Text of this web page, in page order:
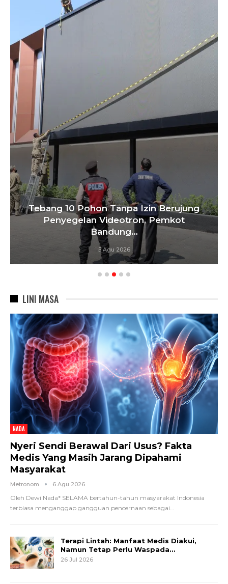
Tebang 10 Pohon Tanpa Izin Berujung
Penyegelan Videotron, Pemkot
Bandung…
5 Agu 2026
LINI MASA
NADA
Nyeri Sendi Berawal Dari Usus? Fakta
Medis Yang Masih Jarang Dipahami
Masyarakat
Metronom 6 Agu 2026
Oleh Dewi Nada* SELAMA bertahun-tahun masyarakat Indonesia
terbiasa menganggap gangguan pencernaan sebagai…
Terapi Lintah: Manfaat Medis Diakui,
Namun Tetap Perlu Waspada…
26 Jul 2026